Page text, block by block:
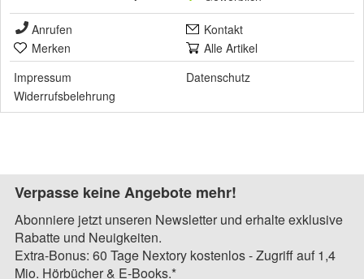
Anrufen
Kontakt
Merken
Alle Artikel
Impressum
Datenschutz
Widerrufsbelehrung
Verpasse keine Angebote mehr!
Abonniere jetzt unseren Newsletter und erhalte exklusive
Rabatte und Neuigkeiten.
Extra-Bonus: 60 Tage Nextory kostenlos - Zugriff auf 1,4
Mio. Hörbücher & E-Books.*